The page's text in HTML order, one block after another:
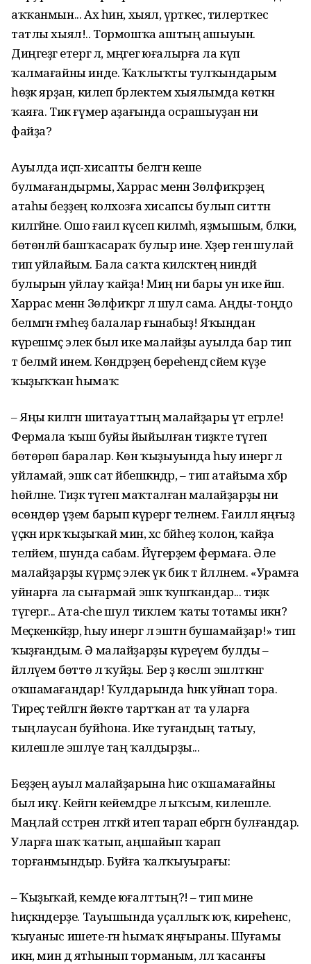
аҡҡанмын... Ах һин, хыял, әүрәткес, тилерткес
татлы хыял!.. Тормошҡа аштың ашыуын.
Диңгеҙгә етергә лә, мәңгегә юғалырға ла күп
ҡалмағайны инде. Ҡаҡлыҡты тулҡындарым
һөҙәк ярҙан, килеп бәрлектем хыялымда көткән
ҡаяға. Тик ғүмер аҙағында осрашыуҙан ни
файҙа?
Ауылда иҫәп-хисапты белгән кеше
булмағандырмы, Харрас менән Зөлфиҡәрҙең
атаһы беҙҙең колхозға хисапсы булып ситтән
килгәйне. Ошо ғаилә күсеп килмәһә, яҙмышым, бәлки,
бөтөнләй башҡасараҡ булыр ине. Хәҙер генә шулай
тип уйлайым. Бала саҡта киләсәктең ниндәй
булырын уйлау ҡайҙа! Миңә ни бары ун ике йәш.
Харрас менән Зөлфиҡәргә лә шул сама. Аңды-тоңдо
белмәгән ғәмһеҙ балалар ғынабыҙ! Яҡындан
күрешмәҫ элек был ике малайҙы ауылда бар тип
тә белмәй инем. Көндәрҙең береһендә әсәйем күҙе
ҡыҙыҡҡан һымаҡ:
– Яңы килгән шитауаттың малайҙары үәт егәрле!
Фермала ҡыш буйы йыйылған тиҙәкте түгеп
бөтөрөп баралар. Көн ҡыҙыуында һыу инергә лә
уйламай, эшкә сат йәбешкәндәр, – тип атайыма хәбәр
һөйләне. Тиҙәк түгеп маҡталған малайҙарҙы ни
өсөндөр үҙем барып күрергә теләнем. Ғаиләлә яңғыҙ
үҫкән иркә ҡыҙыҡай мин, хәс бәйһеҙ ҡолон, ҡайҙа
теләйем, шунда сабам. Йүгерҙем фермаға. Әле
малайҙарҙы күрмәҫ элек үк бик тә йәлләнем. «Урамға
уйнарға ла сығармай эшкә ҡушҡандар... тиҙәк
түгергә... Ата-әсәһе шул тиклем ҡаты тотамы икән?
Меҫкенкәйҙәр, һыу инергә лә эштән бушамайҙар!» тип
ҡыҙғандым. Ә малайҙарҙы күреүем булды –
йәлләүем бөттө лә ҡуйҙы. Бер ҙә көсләп эшләткәнгә
оҡшамағандар! Ҡулдарында һәнәк уйнап тора.
Тиреҫ тейәлгән йөктө тартҡан ат та уларға
тыңлаусан буйһона. Ике туғандың татыу,
килешле эшләүе таң ҡалдырҙы...
Беҙҙең ауыл малайҙарына һис оҡшамағайны
был икәү. Кейгән кейемдәре лә ыҡсым, килешле.
Маңлай сәстәрен әлтәкәй итеп тарап ебәргән булғандар.
Уларға шаҡ ҡатып, аңшайып ҡарап
торғанмындыр. Буйға ҡалҡыуырағы:
– Ҡыҙыҡай, кемде юғалттың?! – тип мине
һиҫкәндерҙе. Тауышында уҫаллыҡ юҡ, киреһенсә,
ҡыуаныс ишете-гән һымаҡ яңғыраны. Шуғамы
икән, мин дә ятһынып торманым, әллә ҡасанғы